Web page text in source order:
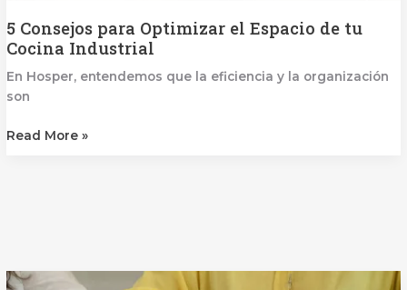
5 Consejos para Optimizar el Espacio de tu
Cocina Industrial
En Hosper, entendemos que la eficiencia y la organización
son
Read More »
Errores